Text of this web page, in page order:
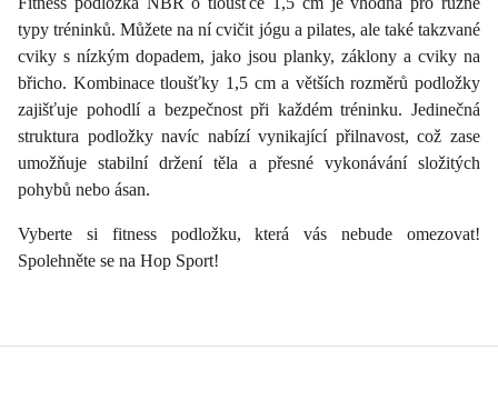
typy tréninků. Můžete na ní cvičit jógu a pilates, ale také takzvané
cviky s nízkým dopadem, jako jsou planky, záklony a cviky na
břicho. Kombinace tloušťky 1,5 cm a větších rozměrů podložky
zajišťuje pohodlí a bezpečnost při každém tréninku. Jedinečná
struktura podložky navíc nabízí vynikající přilnavost, což zase
umožňuje stabilní držení těla a přesné vykonávání složitých
pohybů nebo ásan.
Vyberte si fitness podložku, která vás nebude omezovat!
Spolehněte se na Hop Sport!